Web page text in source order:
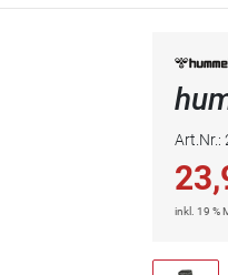
Art.Nr.:
inkl. 19 %